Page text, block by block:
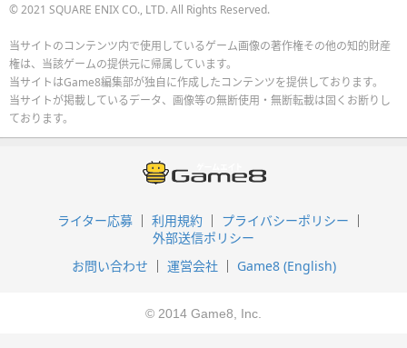
© 2021 SQUARE ENIX CO., LTD. All Rights Reserved.
当サイトのコンテンツ内で使用しているゲーム画像の著作権その他の知的財産
権は、当該ゲームの提供元に帰属しています。
当サイトはGame8編集部が独自に作成したコンテンツを提供しております。
当サイトが掲載しているデータ、画像等の無断使用・無断転載は固くお断りし
ております。
ライター応募 利用規約
プライバシーポリシー
外部送信ポリシー
お問い合わせ
運営会社 Game8 (English)
© 2014 Game8, Inc.